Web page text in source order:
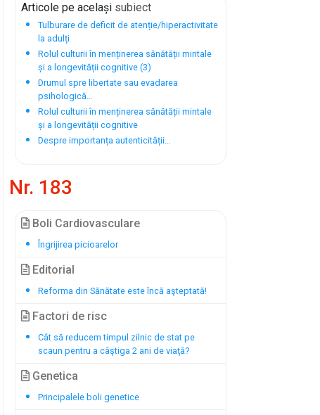
Articole pe același subiect
Tulburare de deficit de atenție/hiperactivitate
la adulți
Rolul culturii în menținerea sănătății mintale
și a longevității cognitive (3)
Drumul spre libertate sau evadarea
psihologică…
Rolul culturii în menținerea sănătății mintale
și a longevității cognitive
Despre importanța autenticității…
Nr. 183
Boli Cardiovasculare
Îngrijirea picioarelor
Editorial
Reforma din Sănătate este încă aşteptată!
Factori de risc
Cât să reducem timpul zilnic de stat pe
scaun pentru a câştiga 2 ani de viaţă?
Genetica
Principalele boli genetice